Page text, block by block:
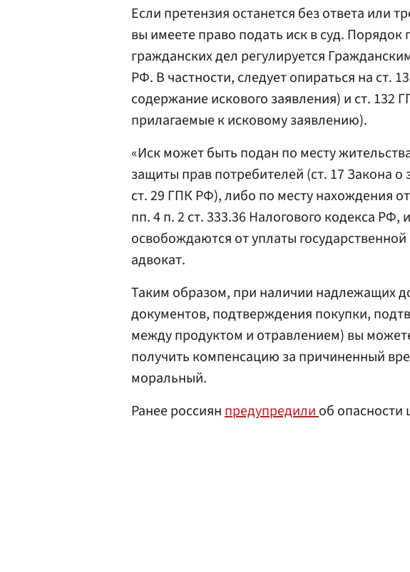
Если претензия останется без ответа или
вы имеете право подать иск в суд. Порядок
гражданских дел регулируется
РФ. В частности, следует опираться на ст.
содержание искового заявления) и ст. 132
прилагаемые к исковому заявлению).
«Иск может быть подан по месту
защиты прав потребителей (ст. 17 Закона
ст. 29 ГПК РФ), либо по месту нахождения
пп. 4 п. 2 ст. 333.36 Налогового кодекса РФ,
освобождаются от уплаты
адвокат.
Таким образом, при наличии надлежащих
документов, подтверждения покупки,
между продуктом и отравлением) вы
получить компенсацию за причиненный
моральный.
Ранее россиянпредупредилиоб